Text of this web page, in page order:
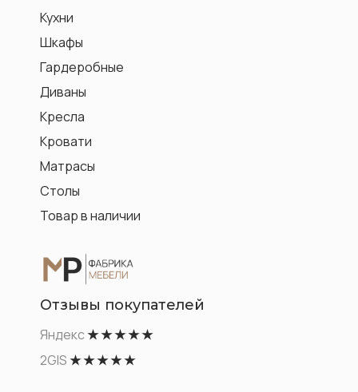
Отзывы покупателей
Кресла
Кровати
Диваны
Шкафы
Гардеробные
Кухни
Яндекс★ ★ ★ ★ ★
2GIS★ ★ ★ ★ ★
Столы
Матрасы
Товар в наличии